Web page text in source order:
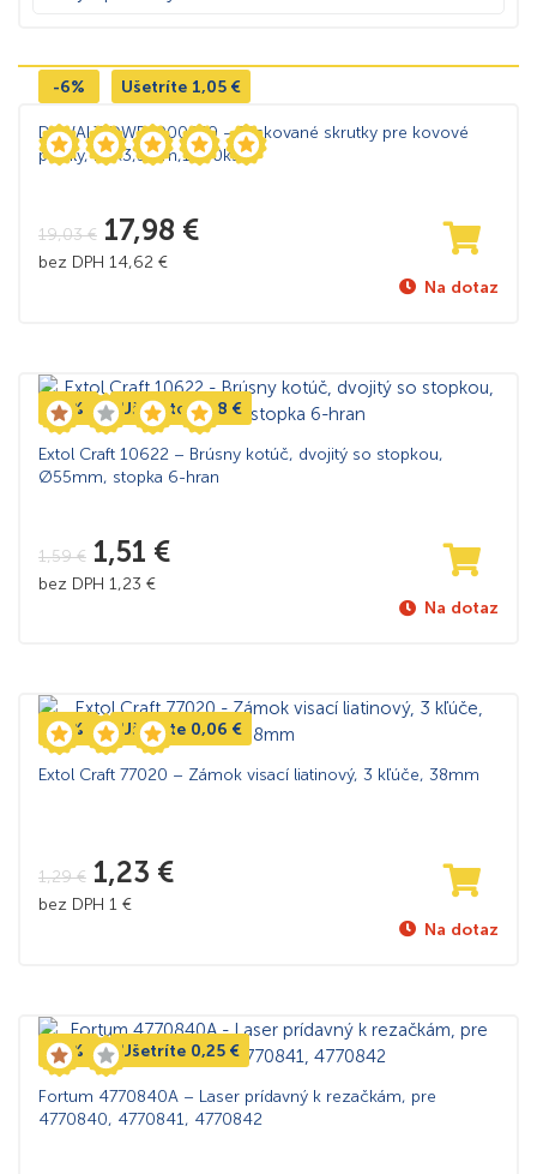
-6% Ušetríte 1,05 €
DeWALT DWF4000250 – Páskované skrutky pre kovové
profily, 25×3,5mm,1000ks
19,03€ 17,98 €
bez DPH 14,62 €
Na dotaz
-5% Ušetríte0,08 €
Extol Craft 10622 – Brúsny kotúč, dvojitý so stopkou,
Ø55mm, stopka 6-hran
1,59€ 1,51 €
bez DPH 1,23 €
Na dotaz
-5% Ušetríte 0,06 €
Extol Craft 77020 – Zámok visací liatinový, 3 kľúče, 38mm
1,29€ 1,23 €
bez DPH 1 €
Na dotaz
-5% Ušetríte 0,25 €
Fortum 4770840A – Laser prídavný k rezačkám, pre
4770840, 4770841, 4770842